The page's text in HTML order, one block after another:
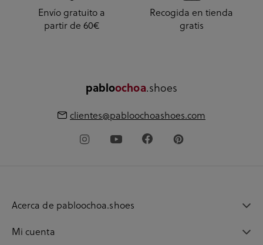
Envío gratuito a
partir de 60€
Recogida en tienda
gratis
pabloochoa.shoes
clientes@pabloochoashoes.com
Acerca de pabloochoa.shoes
Mi cuenta